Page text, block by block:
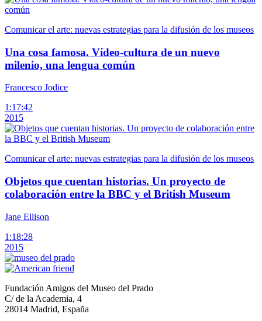
Comunicar el arte: nuevas estrategias para la difusión de los museos
Una cosa famosa. Vídeo-cultura de un nuevo
milenio, una lengua común
Francesco Jodice
1:17:42
2015
Comunicar el arte: nuevas estrategias para la difusión de los museos
Objetos que cuentan historias. Un proyecto de
colaboración entre la BBC y el British Museum
Jane Ellison
1:18:28
2015
Fundación Amigos del Museo del Prado
C/ de la Academia, 4
28014 Madrid, España